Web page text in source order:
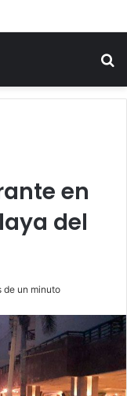
sin chambear
en
del
de un minuto